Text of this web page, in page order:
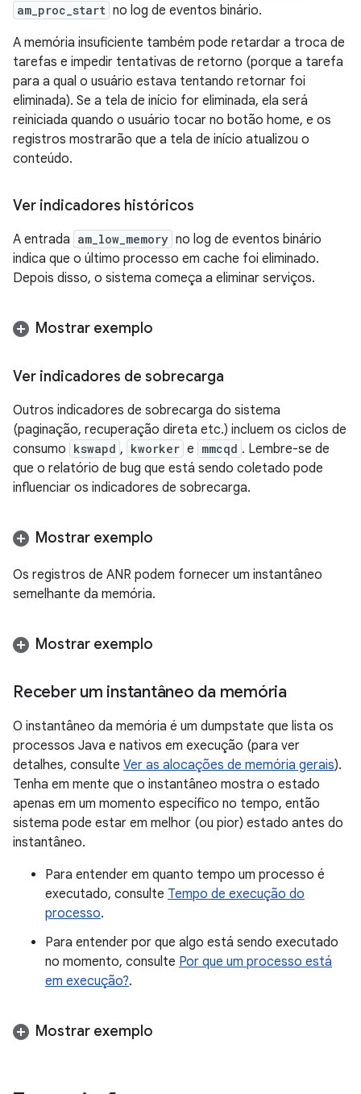
am_proc_start no log de eventos binário.
A memória insuficiente também pode retardar a troca de
tarefas e impedir tentativas de retorno (porque a tarefa
para a qual o usuário estava tentando retornar foi
eliminada). Se a tela de início for eliminada, ela será
reiniciada quando o usuário tocar no botão home, e os
registros mostrarão que a tela de início atualizou o
conteúdo.
Ver indicadores históricos
A entrada am_low_memory no log de eventos binário
indica que o último processo em cache foi eliminado.
Depois disso, o sistema começa a eliminar serviços.
Mostrar exemplo
Ver indicadores de sobrecarga
Outros indicadores de sobrecarga do sistema
(paginação, recuperação direta etc.) incluem os ciclos de
consumo kswapd , kworker e mmcqd . Lembre-se de
que o relatório de bug que está sendo coletado pode
influenciar os indicadores de sobrecarga.
Mostrar exemplo
Os registros de ANR podem fornecer um instantâneo
semelhante da memória.
Mostrar exemplo
Receber um instantâneo da memória
O instantâneo da memória é um dumpstate que lista os
processos Java e nativos em execução (para ver
detalhes, consulte Ver as alocações de memória gerais).
Tenha em mente que o instantâneo mostra o estado
apenas em um momento específico no tempo, então
sistema pode estar em melhor (ou pior) estado antes do
instantâneo.
Para entender em quanto tempo um processo é
executado, consulte Tempo de execução do
processo.
Para entender por que algo está sendo executado
no momento, consulte Por que um processo está
em execução?.
Mostrar exemplo